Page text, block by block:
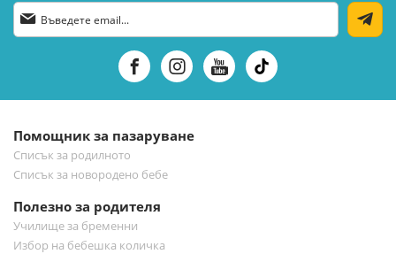
Абонирай
се
бюлетин:
Помощник за пазаруване
Списък за родилното
Списък за новородено бебе
Полезно за родителя
Училище за бременни
Избор на бебешка количка